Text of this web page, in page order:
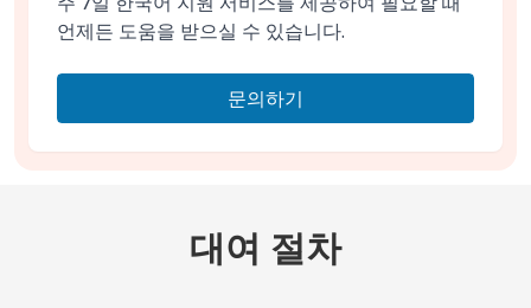
언제든 도움을 받으실 수 있습니다.
문의하기
대여 절차